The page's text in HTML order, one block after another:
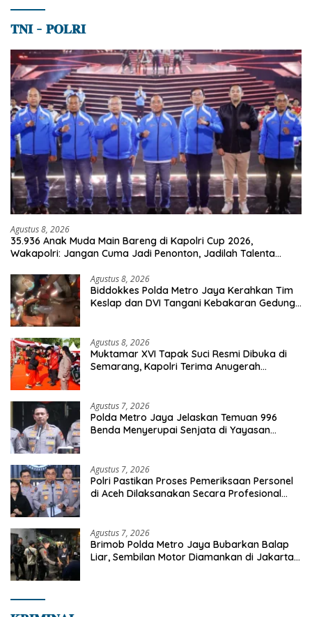
𝐓𝐍𝐈 – 𝐏𝐎𝐋𝐑𝐈
Agustus 8, 2026
35.936 Anak Muda Main Bareng di Kapolri Cup 2026,
Wakapolri: Jangan Cuma Jadi Penonton, Jadilah Talenta
Agustus 8, 2026
Biddokkes Polda Metro Jaya Kerahkan Tim
Keslap dan DVI Tangani Kebakaran Gedung
Agustus 8, 2026
Muktamar XVI Tapak Suci Resmi Dibuka di
Semarang, Kapolri Terima Anugerah
Agustus 7, 2026
Polda Metro Jaya Jelaskan Temuan 996
Benda Menyerupai Senjata di Yayasan
Agustus 7, 2026
Polri Pastikan Proses Pemeriksaan Personel
di Aceh Dilaksanakan Secara Profesional
Agustus 7, 2026
Brimob Polda Metro Jaya Bubarkan Balap
Liar, Sembilan Motor Diamankan di Jakarta